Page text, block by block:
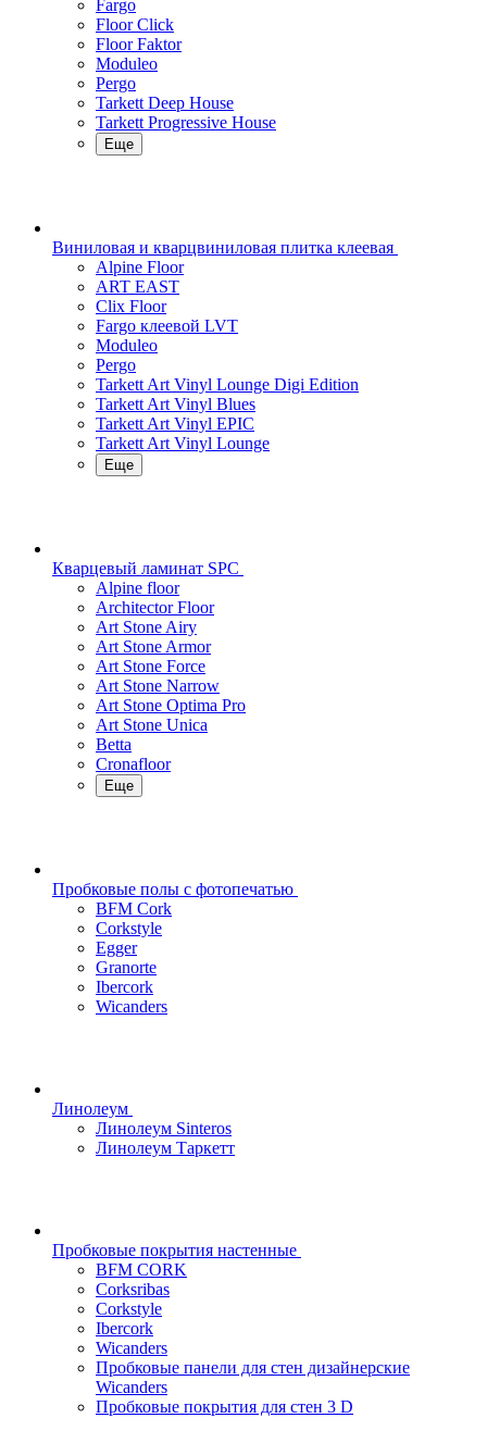
Fargo
Floor Click
Floor Faktor
Moduleo
Pergo
Tarkett Deep House
Tarkett Progressive House
Еще
Виниловая и кварцвиниловая плитка клеевая
Alpine Floor
ART EAST
Clix Floor
Fargo клеевой LVT
Moduleo
Pergo
Tarkett Art Vinyl Lounge Digi Edition
Tarkett Art Vinyl Blues
Tarkett Art Vinyl EPIC
Tarkett Art Vinyl Lounge
Еще
Кварцевый ламинат SPC
Alpine floor
Architector Floor
Art Stone Airy
Art Stone Armor
Art Stone Force
Art Stone Narrow
Art Stone Optima Pro
Art Stone Unica
Betta
Cronafloor
Еще
Пробковые полы с фотопечатью
BFM Cork
Corkstyle
Egger
Granorte
Ibercork
Wicanders
Линолеум
Линолеум Sinteros
Линолеум Таркетт
Пробковые покрытия настенные
BFM CORK
Corksribas
Corkstyle
Ibercork
Wicanders
Пробковые панели для стен дизайнерские
Wicanders
Пробковые покрытия для стен 3 D